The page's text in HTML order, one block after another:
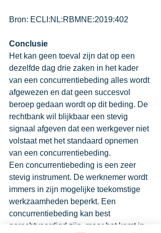
Bron: ECLI:NL:RBMNE:2019:402
Conclusie
Het kan geen toeval zijn dat op een
dezelfde dag drie zaken in het kader
van een concurrentiebeding alles wordt
afgewezen en dat geen succesvol
beroep gedaan wordt op dit beding. De
rechtbank wil blijkbaar een stevig
signaal afgeven dat een werkgever niet
volstaat met het standaard opnemen
van een concurrentiebeding.
Een concurrentiebeding is een zeer
stevig instrument. De werknemer wordt
immers in zijn mogelijke toekomstige
werkzaamheden beperkt. Een
concurrentiebeding kan best
gerechtvaardigd zijn, maar het komt in